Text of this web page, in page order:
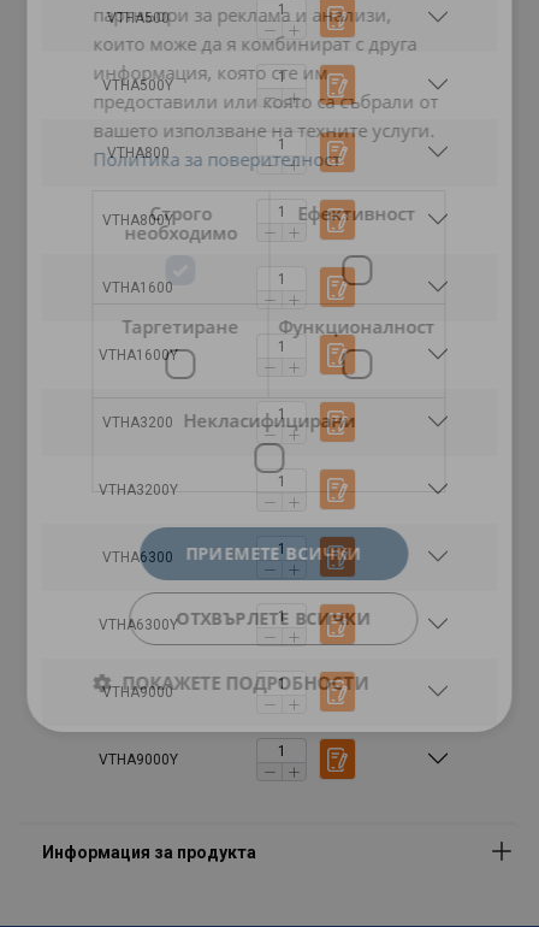
VTHA500
VTHA500Y
VTHA800
VTHA800Y
VTHA1600
VTHA1600Y
VTHA3200
VTHA3200Y
VTHA6300
VTHA6300Y
VTHA9000
VTHA9000Y
партньори за реклама и анализи,
които може да я комбинират с друга
информация, която сте им
предоставили или която са събрали от
вашето използване на техните услуги.
Политика за поверителност
Строго
необходимо
Ефективност
Таргетиране Функционалност
Некласифицирани
ПРИЕМЕТЕ ВСИЧКИ
ОТХВЪРЛЕТЕ ВСИЧКИ
ПОКАЖЕТЕ ПОДРОБНОСТИ